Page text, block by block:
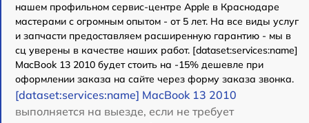
нашем профильном сервис-центре Apple в Краснодаре
мастерами с огромным опытом - от 5 лет. На все виды услуг
и запчасти предоставляем расширенную гарантию - мы в
сц уверены в качестве наших работ. [dataset:services:name]
MacBook 13 2010 будет стоить на -15% дешевле при
оформлении заказа на сайте через форму заказа звонка.
[dataset:services:name] MacBook 13 2010
выполняется на выезде, если не требует